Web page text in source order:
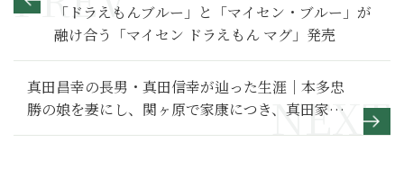
「ドラえもんブルー」と「マイセン・ブルー」が
融け合う「マイセン ドラえもん マグ」発売
真田昌幸の長男・真田信幸が辿った生涯｜本多忠
勝の娘を妻にし、関ヶ原で家康につき、真田家を
守った兄【日本史人物伝】